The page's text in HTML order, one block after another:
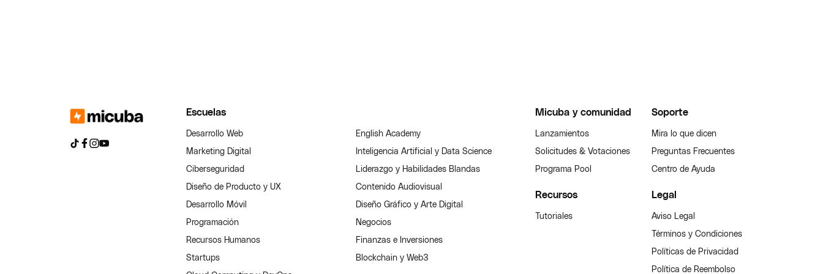
Escuelas
Desarrollo Web
English Academy
Marketing Digital
Inteligencia Artificial y Data Science
Ciberseguridad
Liderazgo y Habilidades Blandas
Diseño de Producto y UX
Contenido Audiovisual
Desarrollo Móvil
Diseño Gráfico y Arte Digital
Programación
Negocios
Recursos Humanos
Finanzas e Inversiones
Startups
Blockchain y Web3
Micuba y comunidad
Lanzamientos
Solicitudes & Votaciones
Programa Pool
Soporte
Mira lo que dicen
Preguntas Frecuentes
Centro de Ayuda
Recursos
Tutoriales
Legal
Aviso Legal
Términos y Condiciones
Políticas de Privacidad
Política de Reembolso